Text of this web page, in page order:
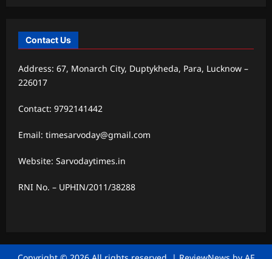
Contact Us
Address: 67, Monarch City, Duptykheda, Para, Lucknow –
226017
Contact: 9792141442
Email: timesarvoday@gmail.com
Website: Sarvodaytimes.in
RNI No. – UPHIN/2011/38288